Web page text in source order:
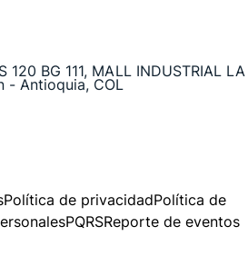
120 BG 111, MALL INDUSTRIAL LA
- Antioquia, COL
Política de privacidadPolítica de
PQRSReporte de eventos